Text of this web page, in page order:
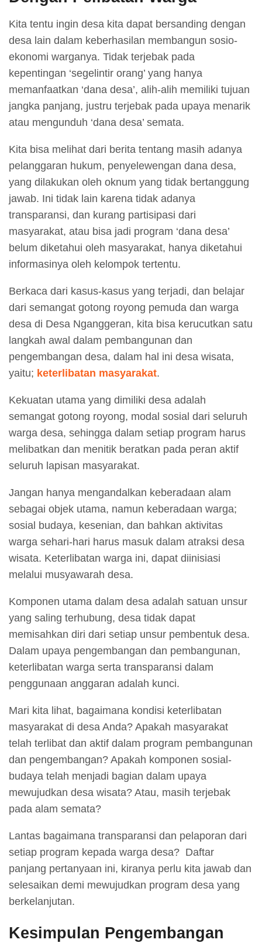
Kita tentu ingin desa kita dapat bersanding dengan
desa lain dalam keberhasilan membangun sosio-
ekonomi warganya. Tidak terjebak pada
kepentingan ‘segelintir orang’ yang hanya
memanfaatkan ‘dana desa’, alih-alih memiliki tujuan
jangka panjang, justru terjebak pada upaya menarik
atau mengunduh ‘dana desa’ semata.
Kita bisa melihat dari berita tentang masih adanya
pelanggaran hukum, penyelewengan dana desa,
yang dilakukan oleh oknum yang tidak bertanggung
jawab. Ini tidak lain karena tidak adanya
transparansi, dan kurang partisipasi dari
masyarakat, atau bisa jadi program ‘dana desa’
belum diketahui oleh masyarakat, hanya diketahui
informasinya oleh kelompok tertentu.
Berkaca dari kasus-kasus yang terjadi, dan belajar
dari semangat gotong royong pemuda dan warga
desa di Desa Nganggeran, kita bisa kerucutkan satu
langkah awal dalam pembangunan dan
pengembangan desa, dalam hal ini desa wisata,
yaitu; keterlibatan masyarakat.
Kekuatan utama yang dimiliki desa adalah
semangat gotong royong, modal sosial dari seluruh
warga desa, sehingga dalam setiap program harus
melibatkan dan menitik beratkan pada peran aktif
seluruh lapisan masyarakat.
Jangan hanya mengandalkan keberadaan alam
sebagai objek utama, namun keberadaan warga;
sosial budaya, kesenian, dan bahkan aktivitas
warga sehari-hari harus masuk dalam atraksi desa
wisata. Keterlibatan warga ini, dapat diinisiasi
melalui musyawarah desa.
Komponen utama dalam desa adalah satuan unsur
yang saling terhubung, desa tidak dapat
memisahkan diri dari setiap unsur pembentuk desa.
Dalam upaya pengembangan dan pembangunan,
keterlibatan warga serta transparansi dalam
penggunaan anggaran adalah kunci.
Mari kita lihat, bagaimana kondisi keterlibatan
masyarakat di desa Anda? Apakah masyarakat
telah terlibat dan aktif dalam program pembangunan
dan pengembangan? Apakah komponen sosial-
budaya telah menjadi bagian dalam upaya
mewujudkan desa wisata? Atau, masih terjebak
pada alam semata?
Lantas bagaimana transparansi dan pelaporan dari
setiap program kepada warga desa? Daftar
panjang pertanyaan ini, kiranya perlu kita jawab dan
selesaikan demi mewujudkan program desa yang
berkelanjutan.
Kesimpulan Pengembangan